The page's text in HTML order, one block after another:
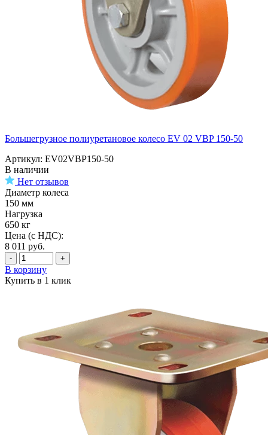
Большегрузное полиуретановое колесо EV 02 VBP 150-50
Артикул: EV02VBP150-50
В наличии
Нет отзывов
Диаметр колеса
150 мм
Нагрузка
650 кг
Цена (с НДС):
8 011 руб.
- +
В корзину
Купить в 1 клик